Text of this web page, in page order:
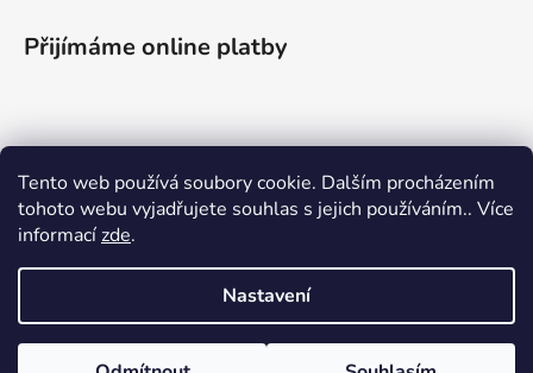
Tento web používá soubory cookie. Dalším procházením
tohoto webu vyjadřujete souhlas s jejich používáním.. Více
informacízde.
Nastavení
Přijímáme online platby
Vyhledávání
HLEDAT